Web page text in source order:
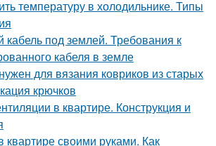
температуру в холодильнике. Типы
кабель под землей. Требования к
кабеля в земле
для вязания ковриков из старых
крючков
в квартире. Конструкция и
квартире своими руками. Как